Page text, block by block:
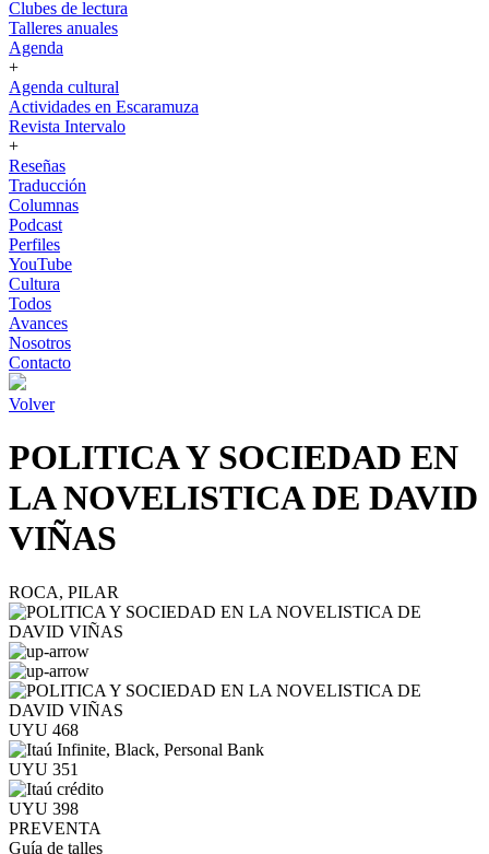
Clubes de lectura
Talleres anuales
Agenda
+
Agenda cultural
Actividades en Escaramuza
Revista Intervalo
+
Reseñas
Traducción
Columnas
Podcast
Perfiles
YouTube
Cultura
Todos
Avances
Nosotros
Contacto
Volver
POLITICA Y SOCIEDAD EN
LA NOVELISTICA DE DAVID
VIÑAS
ROCA, PILAR
UYU 468
UYU 351
UYU 398
PREVENTA
Guía de talles